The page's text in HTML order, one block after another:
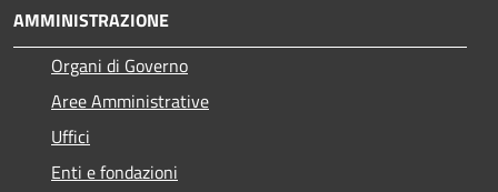
AMMINISTRAZIONE
Organi di Governo
Aree Amministrative
Uffici
Enti e fondazioni